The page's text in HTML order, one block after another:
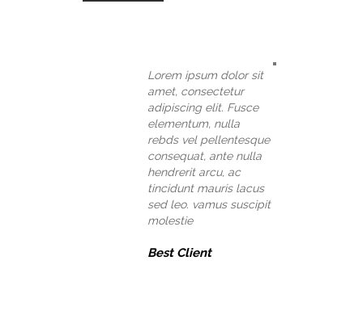
Lorem ipsum dolor sit
amet, consectetur
adipiscing elit. Fusce
elementum, nulla
rebds vel pellentesque
consequat, ante nulla
hendrerit arcu, ac
tincidunt mauris lacus
sed leo. vamus suscipit
molestie
Best Client